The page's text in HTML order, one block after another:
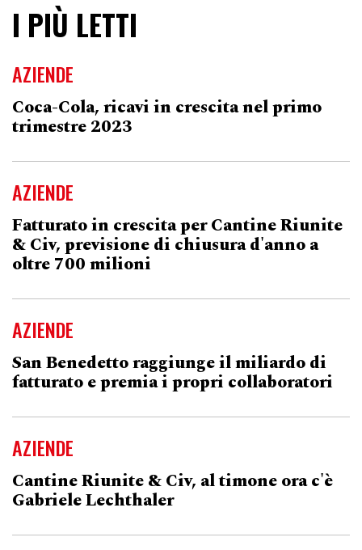
I PIÙ LETTI
AZIENDE
Coca-Cola, ricavi in crescita nel primo
trimestre 2023
AZIENDE
Fatturato in crescita per Cantine Riunite
& Civ, previsione di chiusura d'anno a
oltre 700 milioni
AZIENDE
San Benedetto raggiunge il miliardo di
fatturato e premia i propri collaboratori
AZIENDE
Cantine Riunite & Civ, al timone ora c'è
Gabriele Lechthaler